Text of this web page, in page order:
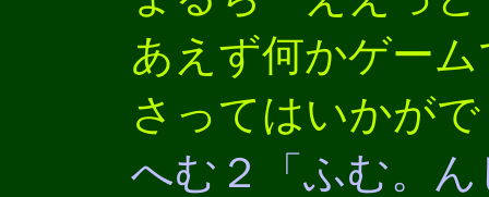
あえず何かゲー
さってはいかが
へむ２「ふむ。